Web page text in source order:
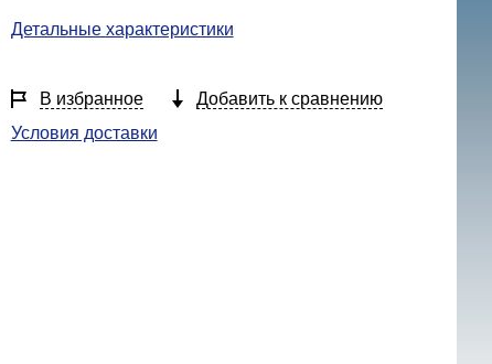
Детальные характеристики
В избранное
Добавить к сравнению
Условия доставки